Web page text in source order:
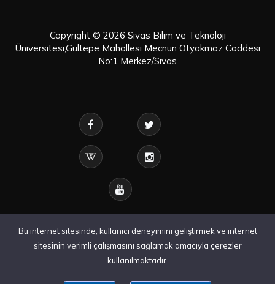
Copyright © 2026 Sivas Bilim ve Teknoloji
Üniversitesi,Gültepe Mahallesi Mecnun Otyakmaz Caddesi
No:1 Merkez/Sivas
Bu internet sitesinde, kullanıcı deneyimini geliştirmek ve internet
sitesinin verimli çalışmasını sağlamak amacıyla çerezler
kullanılmaktadır.